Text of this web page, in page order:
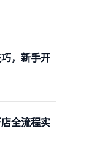
，新手开
全流程实